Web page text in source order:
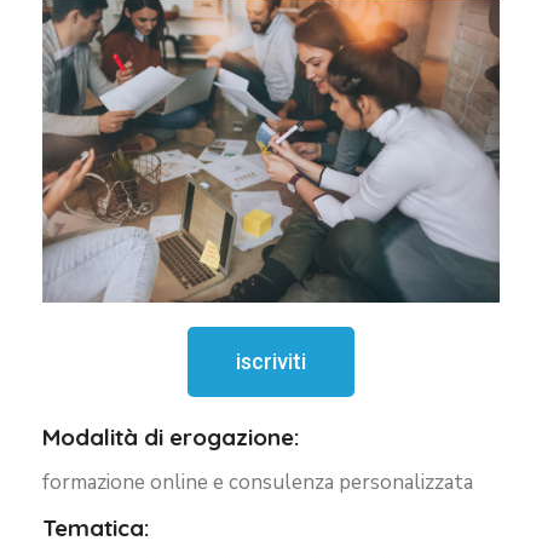
iscriviti
Modalità di erogazione:
formazione online e consulenza personalizzata
Tematica: